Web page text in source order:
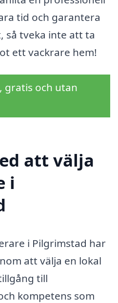
tid och garantera
så tveka inte att ta
ett vackrare hem!
gratis och utan
att välja
i
i Pilgrimstad har
att välja en lokal
till
kompetens som